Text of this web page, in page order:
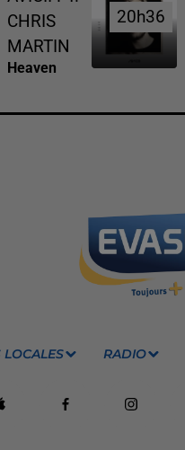
CHRIS
MARTIN
Heaven
20h36
20h36
LOCALES RADIO